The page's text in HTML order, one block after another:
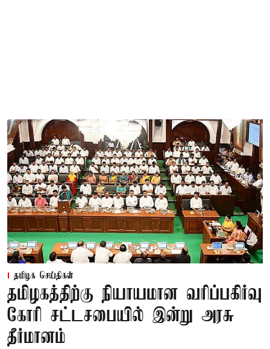
தமிழக செய்திகள்
தமிழகத்திற்கு நியாயமான வரிப்பகிர்வு
கோரி சட்டசபையில் இன்று அரசு
தீர்மானம்